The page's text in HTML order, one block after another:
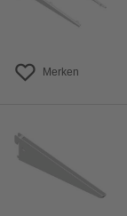
Merken